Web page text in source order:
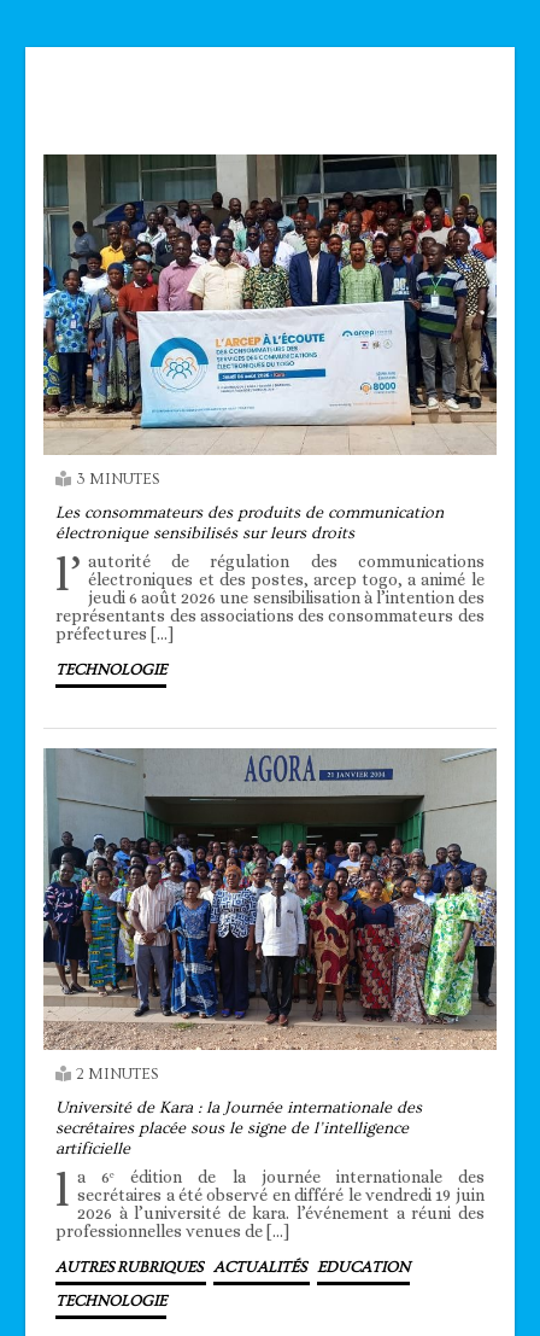
3 MINUTES
Les consommateurs des produits de communication
électronique sensibilisés sur leurs droits
l’ autorité de régulation des communications
électroniques et des postes, arcep togo, a animé le
jeudi 6 août 2026 une sensibilisation à l’intention des
représentants des associations des consommateurs des
préfectures […]
TECHNOLOGIE
2 MINUTES
Université de Kara : la Journée internationale des
secrétaires placée sous le signe de l’intelligence
artificielle
l a 6ᵉ édition de la journée internationale des
secrétaires a été observé en différé le vendredi 19 juin
2026 à l’université de kara. l’événement a réuni des
professionnelles venues de […]
AUTRES RUBRIQUES ACTUALITÉS EDUCATION
TECHNOLOGIE